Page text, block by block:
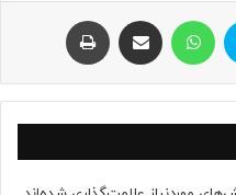
اسکایپ واتس آپ اشتراک با ایمیل